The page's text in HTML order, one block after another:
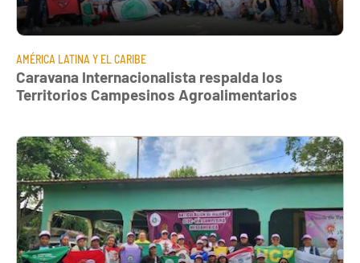
AMÉRICA LATINA Y EL CARIBE
Caravana Internacionalista respalda los
Territorios Campesinos Agroalimentarios